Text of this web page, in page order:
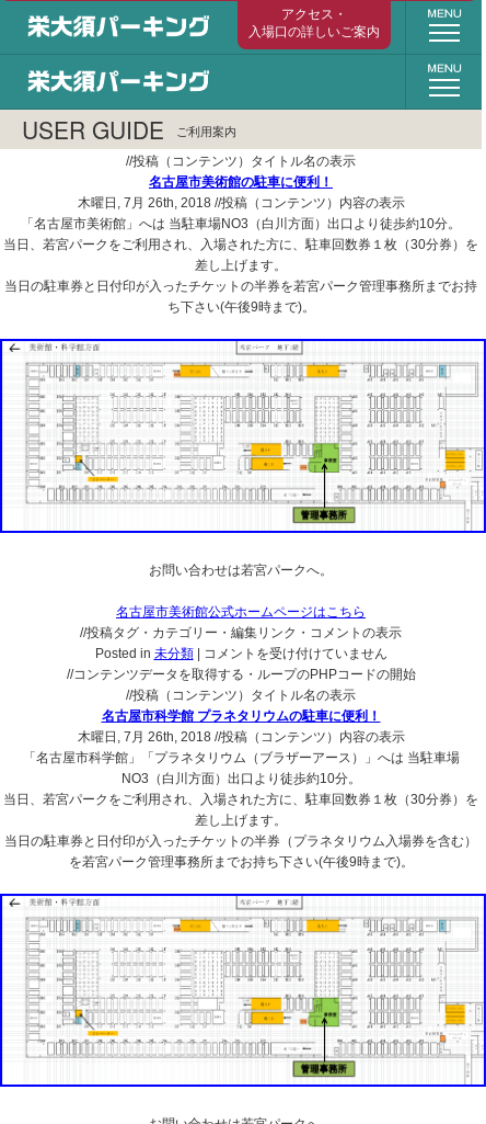
栄大須パーキング（旧称 若宮パーク） 年
NEWS お知らせ
若宮パーク 24時間年中無休の若宮大通り地
USER GUIDE ご利用案内
//投稿前後のナビゲーションの表示
//コンテンツデータを取得する・ループのPHPコードの開始
//投稿（コンテンツ）タイトル名の表示
名古屋市美術館の駐車に便利！
木曜日, 7月 26th, 2018//投稿（コンテンツ）内容の表示
「名古屋市美術館」へは 当駐車場NO3（白川方面）出口より徒歩約10分。
当日、若宮パークをご利用され、入場された方に、駐車回数券１枚（30分券）を
差し上げます。
当日の駐車券と日付印が入ったチケットの半券を若宮パーク管理事務所までお持
ち下さい(午後9時まで)。
お問い合わせは若宮パークへ。
名古屋市美術館公式ホームページはこちら
//投稿タグ・カテゴリー・編集リンク・コメントの表示
Posted in 未分類| 名
古
屋
市
美
術
館
の
駐
車
に
は
コメントを受け付けていません
//コンテンツデータを取得する・ループのPHPコードの開始
//投稿（コンテンツ）タイトル名の表示
名古屋市科学館 プラネタリウムの駐車に便利！
木曜日, 7月 26th, 2018//投稿（コンテンツ）内容の表示
「名古屋市科学館」「プラネタリウム（ブラザーアース）」へは 当駐車場
NO3（白川方面）出口より徒歩約10分。
当日、若宮パークをご利用され、入場された方に、駐車回数券１枚（30分券）を
差し上げます。
当日の駐車券と日付印が入ったチケットの半券（プラネタリウム入場券を含む）
を若宮パーク管理事務所までお持ち下さい(午後9時まで)。